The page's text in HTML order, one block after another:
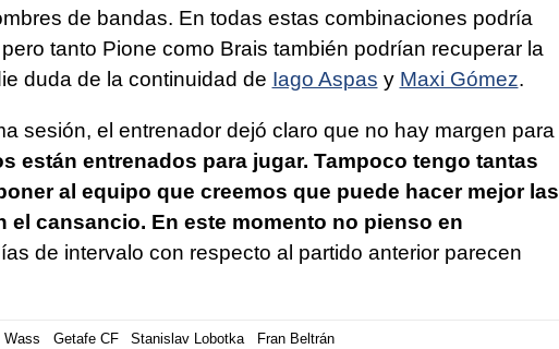
de bandas. En todas estas combinaciones podría
tanto Pione como Brais también podrían recuperar la
duda de la continuidad de Iago Aspas y Maxi Gómez.
sesión, el entrenador dejó claro que no hay margen para
están entrenados para jugar. Tampoco tengo tantas
al equipo que creemos que puede hacer mejor las
el cansancio. En este momento no pienso en
de intervalo con respecto al partido anterior parecen
Wass Getafe CF Stanislav Lobotka Fran Beltrán